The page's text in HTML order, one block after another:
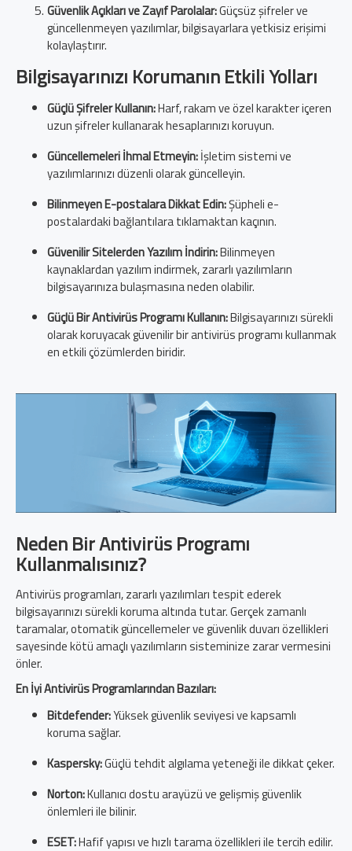
Güvenlik Açıkları ve Zayıf Parolalar:Güçsüz şifreler ve
güncellenmeyen yazılımlar, bilgisayarlara yetkisiz erişimi
kolaylaştırır.
Bilgisayarınızı Korumanın Etkili Yolları
Güçlü Şifreler Kullanın:Harf, rakam ve özel karakter içeren
uzun şifreler kullanarak hesaplarınızı koruyun.
Güncellemeleri İhmal Etmeyin:İşletim sistemi ve
yazılımlarınızı düzenli olarak güncelleyin.
Bilinmeyen E-postalara Dikkat Edin:Şüpheli e-
postalardaki bağlantılara tıklamaktan kaçının.
Güvenilir Sitelerden Yazılım İndirin:Bilinmeyen
kaynaklardan yazılım indirmek, zararlı yazılımların
bilgisayarınıza bulaşmasına neden olabilir.
Güçlü Bir Antivirüs Programı Kullanın:Bilgisayarınızı sürekli
olarak koruyacak güvenilir bir antivirüs programı kullanmak
en etkili çözümlerden biridir.
Neden Bir Antivirüs Programı
Kullanmalısınız?
Antivirüs programları, zararlı yazılımları tespit ederek
bilgisayarınızı sürekli koruma altında tutar. Gerçek zamanlı
taramalar, otomatik güncellemeler ve güvenlik duvarı özellikleri
sayesinde kötü amaçlı yazılımların sisteminize zarar vermesini
önler.
En İyi Antivirüs Programlarından Bazıları:
Bitdefender:Yüksek güvenlik seviyesi ve kapsamlı
koruma sağlar.
Kaspersky:Güçlü tehdit algılama yeteneği ile dikkat çeker.
Norton:Kullanıcı dostu arayüzü ve gelişmiş güvenlik
önlemleri ile bilinir.
ESET:Hafif yapısı ve hızlı tarama özellikleri ile tercih edilir.